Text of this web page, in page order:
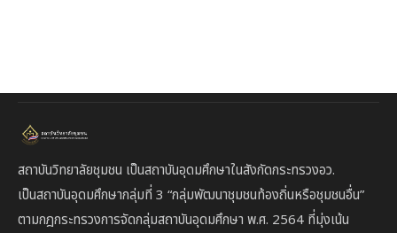
สถาบันวิทยาลัยชุมชน เป็นสถาบันอุดมศึกษาในสังกัดกระทรวงอว.
เป็นสถาบันอุดมศึกษากลุ่มที่ 3 “กลุ่มพัฒนาชุมชนท้องถิ่นหรือชุมชนอื่น”
ตามกฎกระทรวงการจัดกลุ่มสถาบันอุดมศึกษา พ.ศ. 2564 ที่มุ่งเน้น